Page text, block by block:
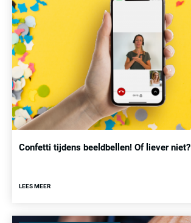
Confetti tijdens beeldbellen! Of liever niet?
LEES MEER